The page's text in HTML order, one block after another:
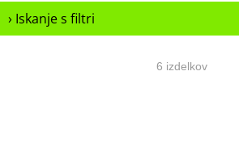
› Iskanje s filtri
6 izdelkov